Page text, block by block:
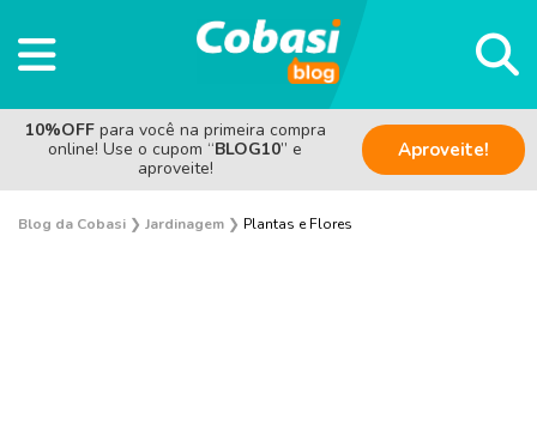
10%OFF para você na primeira compra
online! Use o cupom “BLOG10” e
aproveite!
Aproveite!
Blog da Cobasi ❯ Jardinagem ❯ Plantas e Flores